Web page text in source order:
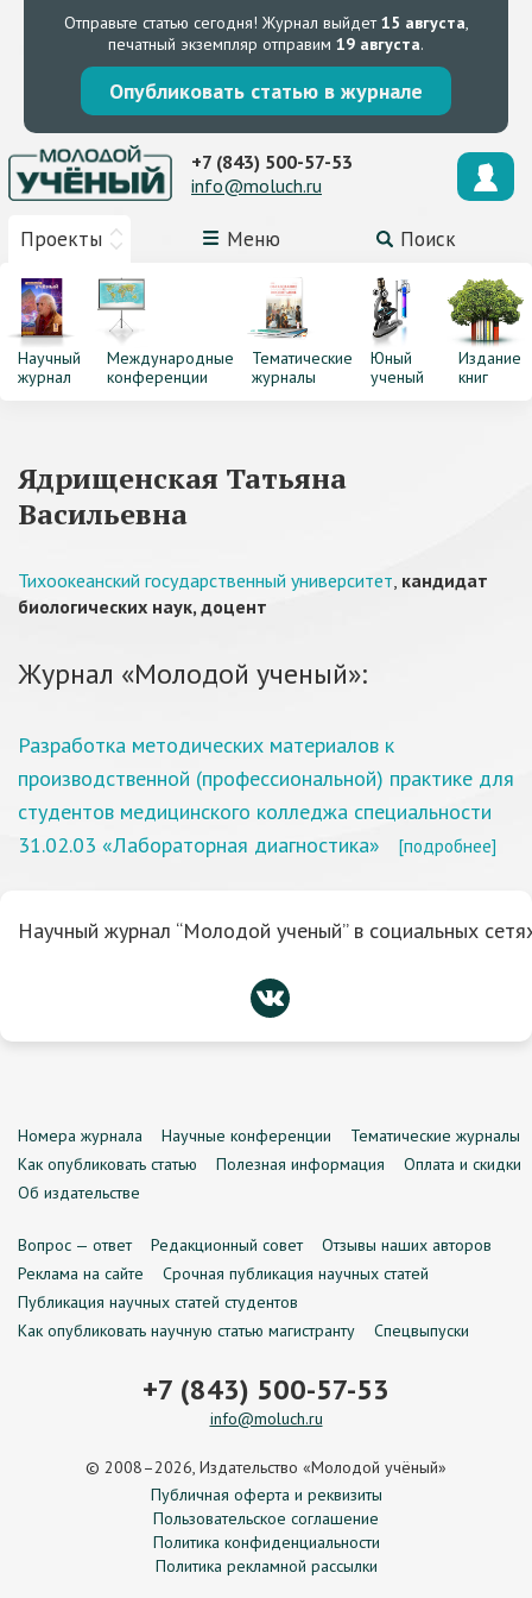
Отправьте статью сегодня! Журнал выйдет15 августа,
печатный экземпляр отправим 19 августа.
Опубликовать статью в журнале
Проекты Меню Поиск
+7 (843) 500-57-53
info@moluch.ru
Научный
журнал
Международные
конференции
Тематические
журналы
Юный
ученый
Издание
книг
Ядрищенская Татьяна
Васильевна
Тихоокеанский государственный университет, кандидат
биологических наук, доцент
Журнал «Молодой ученый»:
Разработка методических материалов к
производственной (профессиональной) практике для
студентов медицинского колледжа специальности
31.02.03 «Лабораторная диагностика»
[подробнее]
Научный журнал “Молодой ученый” в социальных
Номера журнала Научные конференции
Тематические журналы
Как опубликовать статью
Полезная информация
Оплата и скидки
Об издательстве
Вопрос — ответ Редакционный совет
Отзывы наших авторов
Реклама на сайте
Срочная публикация научных статей
Публикация научных статей студентов
Как опубликовать научную статью магистранту
Спецвыпуски
+7 (843) 500-57-53
info@moluch.ru
© 2008–2026, Издательство «Молодой учёный»
Публичная оферта и реквизиты
Пользовательское соглашение
Политика конфиденциальности
Политика рекламной рассылки